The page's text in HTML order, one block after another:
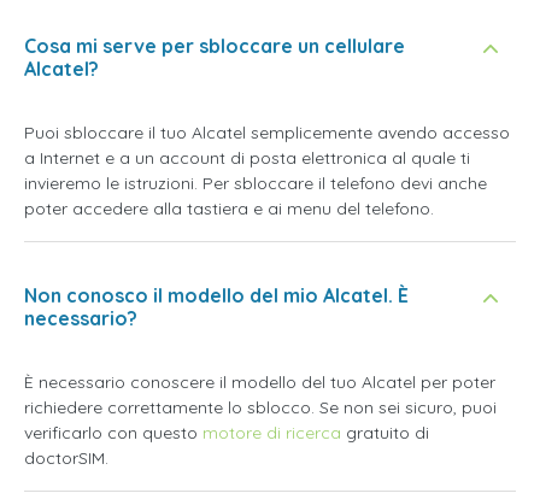
Cosa mi serve per sbloccare un cellulare
Alcatel?
Puoi sbloccare il tuo Alcatel semplicemente avendo accesso
a Internet e a un account di posta elettronica al quale ti
invieremo le istruzioni. Per sbloccare il telefono devi anche
poter accedere alla tastiera e ai menu del telefono.
Non conosco il modello del mio Alcatel. È
necessario?
È necessario conoscere il modello del tuo Alcatel per poter
richiedere correttamente lo sblocco. Se non sei sicuro, puoi
verificarlo con questo motore di ricerca gratuito di
doctorSIM.